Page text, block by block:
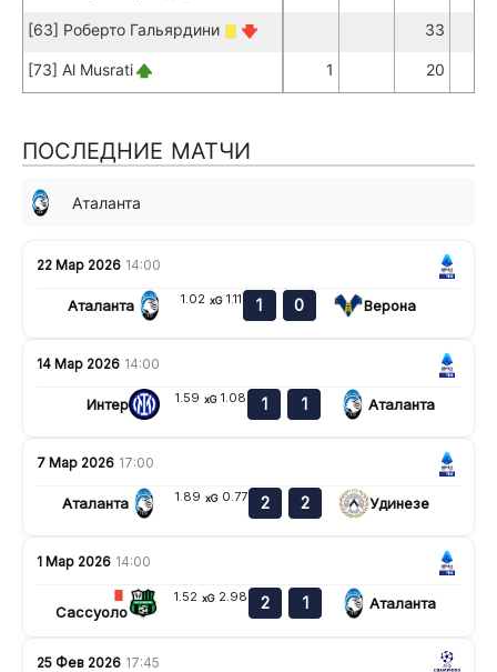
[63] Роберто Гальярдини 33
[73] Al Musrati 1 20
ПОСЛЕДНИЕ МАТЧИ
Аталанта
22 Мар 2026 14:00
Аталанта 1.02 xG 1.11 1 0 Верона
14 Мар 2026 14:00
Интер 1.59 xG 1.08 1 1 Аталанта
7 Мар 2026 17:00
Аталанта 1.89 xG 0.77 2 2 Удинезе
1 Мар 2026 14:00
Сассуоло
1.52 xG 2.98 2 1 Аталанта
25 Фев 2026 17:45